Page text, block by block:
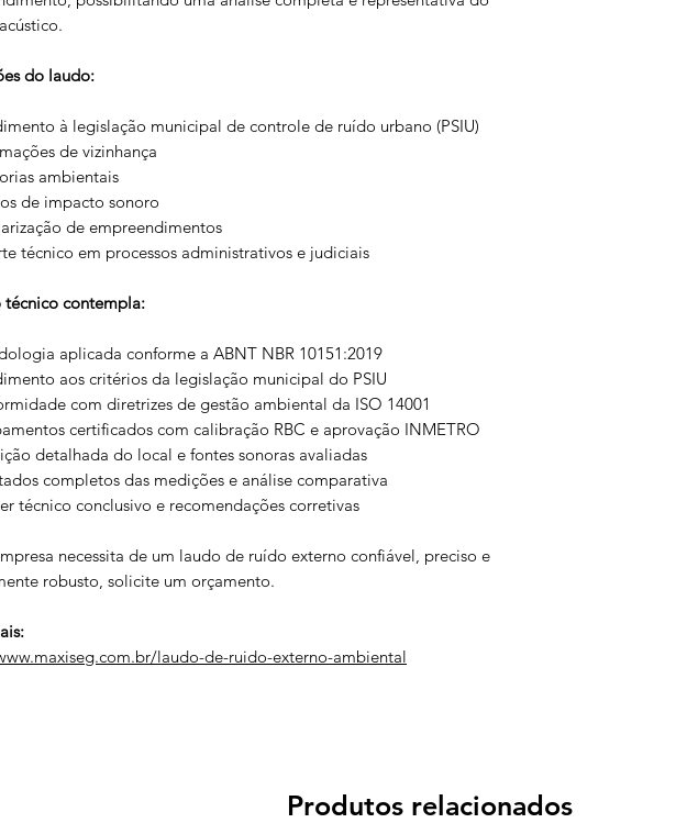
do laudo:
à legislação municipal de controle de ruído urbano (PSIU)
de vizinhança
ambientais
de impacto sonoro
de empreendimentos
técnico em processos administrativos e judiciais
contempla:
aplicada conforme a ABNT NBR 10151:2019
aos critérios da legislação municipal do PSIU
com diretrizes de gestão ambiental da ISO 14001
certificados com calibração RBC e aprovação INMETRO
detalhada do local e fontes sonoras avaliadas
completos das medições e análise comparativa
técnico conclusivo e recomendações corretivas
necessita de um laudo de ruído externo confiável, preciso e
robusto, solicite um orçamento.
laudo-de-ruido-externo-ambiental
Produtos relacionados